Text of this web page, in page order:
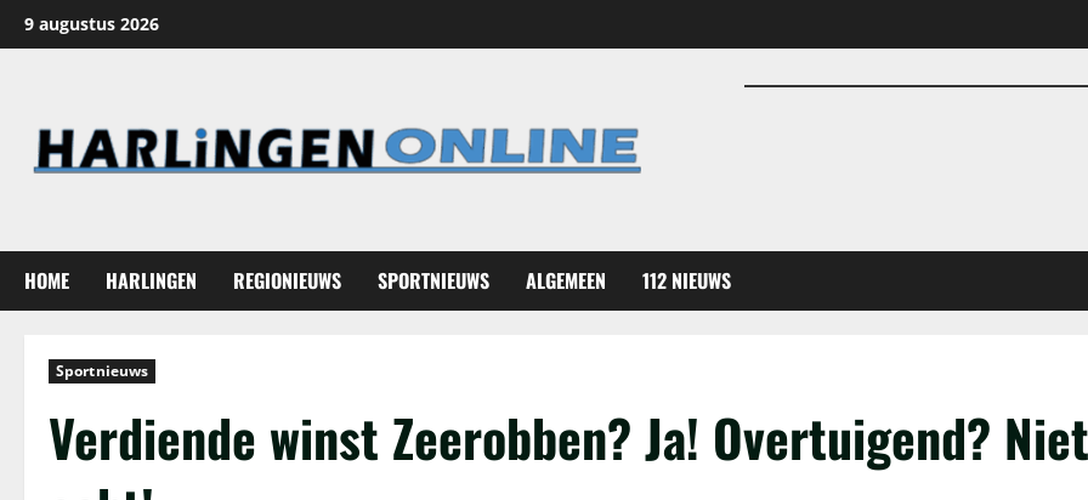
naar
9 augustus 2026
HOME HARLINGEN REGIONIEUWS SPORTNIEUWS ALGEMEEN 112 NIEUWS
Sportnieuws
Verdiende winst Zeerobben? Ja! Overtuigend? Niet